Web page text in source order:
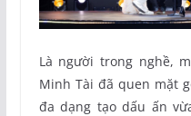
Là người trong nghề,
Minh Tài đã quen mặt
đa dạng tạo dấu ấn